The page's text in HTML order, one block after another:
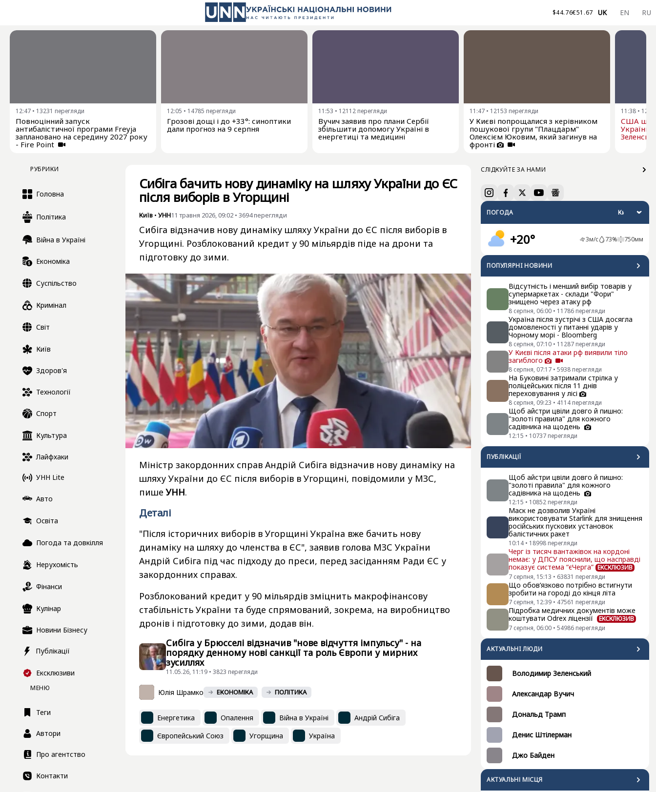
$44.76€51.67 UK EN RU
12:47 • 13231 перегляди
Повноцінний запуск
антибалістичної програми Freyja
заплановано на середину 2027 року
- Fire Point
12:05 • 14785 перегляди
Грозові дощі і до +33°: синоптики
дали прогноз на 9 серпня
11:53 • 12112 перегляди
Вучич заявив про плани Сербії
збільшити допомогу Україні в
енергетиці та медицині
11:47 • 12153 перегляди
У Києві попрощалися з керівником
пошукової групи "Плацдарм"
Олексієм Юковим, який загинув на
фронті
11:38 •
США
Україні
РУБРИКИ
Головна
Політика
Війна в Україні
Економіка
Суспільство
Кримінал
Світ
Київ
Здоров'я
Технології
Спорт
Культура
Лайфхаки
УНН Lite
Авто
Освіта
Погода та довкілля
Нерухомість
Фінанси
Кулінар
Новини Бізнесу
Публікації
Ексклюзиви
МЕНЮ
Теги
Автори
Про агентство
Контакти
СЛІДКУЙТЕ ЗА НАМИ
ПОГОДА
+20° 3м/с 73% 750мм
ПОПУЛЯРНI НОВИНИ
Відсутність і менший вибір товарів у
супермаркетах - склади "Фори"
знищено через атаку рф
8 серпня, 06:00 • 11786 перегляди
Україна після зустрічі з США досягла
домовленості у питанні ударів у
Чорному морі - Bloomberg
8 серпня, 07:10 • 11287 перегляди
У Києві після атаки рф виявили тіло
загиблого
8 серпня, 07:17 • 5938 перегляди
На Буковині затримали стрілка у
поліцейських після 11 днів
переховування у лісі
8 серпня, 09:23 • 4114 перегляди
Щоб айстри цвіли довго й пишно:
"золоті правила" для кожного
садівника на щодень
12:15 • 10737 перегляди
ПУБЛІКАЦІЇ
Щоб айстри цвіли довго й пишно:
"золоті правила" для кожного
садівника на щодень
12:15 • 10852 перегляди
Маск не дозволив Україні
використовувати Starlink для знищення
російських пускових установок
балістичних ракет
10:14 • 18998 перегляди
Черг із тисяч вантажівок на кордоні
немає: у ДПСУ пояснили, що насправді
показує система “єЧерга” ЕКСКЛЮЗИВ
7 серпня, 15:13 • 63831 перегляди
Що обов’язково потрібно встигнути
зробити на городі до кінця літа
7 серпня, 12:39 • 47561 перегляди
Підробка медичних документів може
коштувати Odrex ліцензії
ЕКСКЛЮЗИВ
7 серпня, 06:00 • 54986 перегляди
АКТУАЛЬНI ЛЮДИ
Володимир Зеленський
Александар Вучич
Дональд Трамп
Денис Штілерман
Джо Байден
АКТУАЛЬНІ МІСЦЯ
Сибіга бачить нову динаміку на шляху України до ЄС
після виборів в Угорщині
Київ • УНН11 травня 2026, 09:02 • 3694перегляди
Сибіга відзначив нову динаміку шляху України до ЄС після виборів в
Угорщині. Розблокований кредит у 90 мільярдів піде на дрони та
підготовку до зими.
Міністр закордонних справ Андрій Сибіга відзначив нову динаміку на
шляху України до ЄС після виборів в Угорщині, повідомили у МЗС,
пишеУНН.
Деталі
"Після історичних виборів в Угорщині Україна вже бачить нову
динаміку на шляху до членства в ЄС", заявив голова МЗС України
Андрій Сибіга під час підходу до преси, перед засіданням Ради ЄС у
закордонних справах.
Розблокований кредит у 90 мільярдів зміцнить макрофінансову
стабільність України та буде спрямований, зокрема, на виробництво
дронів і підготовку до зими, додав він.
Сибіга у Брюсселі відзначив "нове відчуття імпульсу" - на
порядку денному нові санкції та роль Європи у мирних
зусиллях
11.05.26, 11:19 • 3823 перегляди
Юлія Шрамко ЕКОНОМІКА ПОЛІТИКА
Енергетика Опалення Війна в Україні
Андрій Сибіга
Європейський Союз
Угорщина Україна